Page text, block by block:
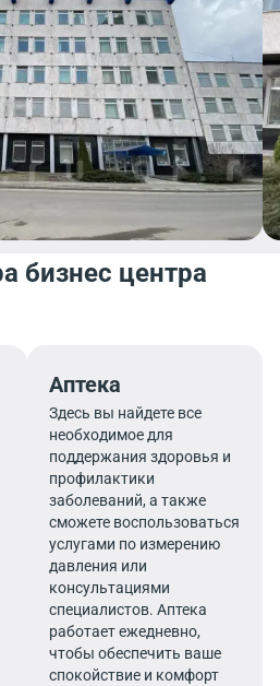
бизнес центра
Аптека
Здесь вы найдете все
необходимое для
поддержания здоровья и
профилактики
заболеваний, а также
сможете воспользоваться
услугами по измерению
давления или
консультациями
специалистов. Аптека
работает ежедневно,
чтобы обеспечить ваше
спокойствие и комфорт